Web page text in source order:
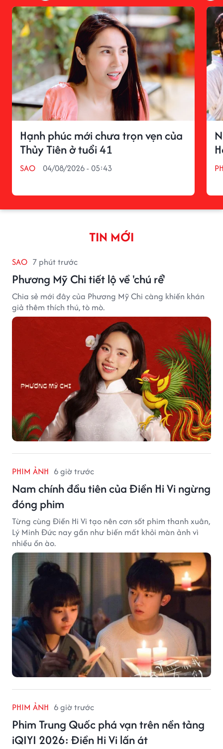
Hạnh phúc mới chưa trọn vẹn của
Thủy Tiên ở tuổi 41
SAO 04/08/2026 - 05:43
TIN MỚI
SAO 7 phút trước
Phương Mỹ Chi tiết lộ về 'chú rể'
Chia sẻ mới đây của Phương Mỹ Chi càng khiến khán
giả thêm thích thú, tò mò.
PHIM ẢNH 6 giờ trước
Nam chính đầu tiên của Điền Hi Vi ngừng
đóng phim
Từng cùng Điền Hi Vi tạo nên cơn sốt phim thanh xuân,
Lý Minh Đức nay gần như biến mất khỏi màn ảnh vì
nhiều ồn ào.
PHIM ẢNH 6 giờ trước
Phim Trung Quốc phá vạn trên nền tảng
iQIYI 2026: Điền Hi Vi lấn át